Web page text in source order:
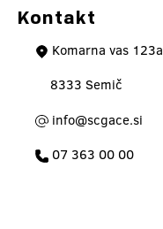
Kontakt
Komarna vas 123a
8333 Semič
info@scgace.si
07 363 00 00